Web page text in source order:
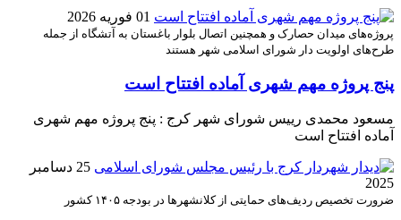
01 فوریه 2026
پروژه‌های میدان حصارک و همچنین اتصال بلوار باغستان به آتشگاه از جمله
طرح‌های اولویت‌ دار شورای اسلامی شهر هستند
پنج پروژه مهم شهری آماده افتتاح است
مسعود محمدی رییس شورای شهر کرج : پنج پروژه مهم شهری
آماده افتتاح است
25 دسامبر
2025
ضرورت تخصیص ردیف‌های حمایتی از کلانشهرها در بودجه ۱۴۰۵ کشور